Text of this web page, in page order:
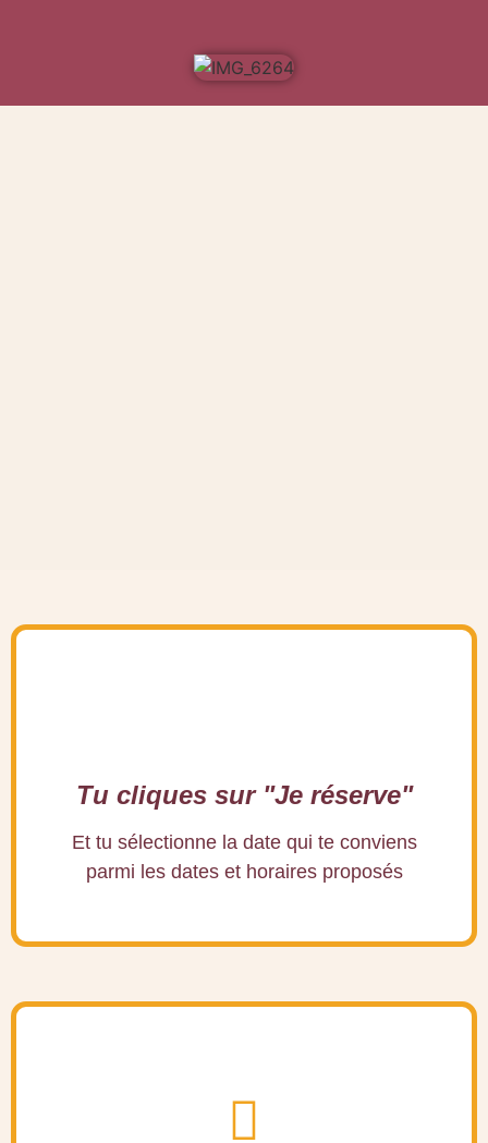
Tu cliques sur "Je réserve"
Et tu sélectionne la date qui te conviens
parmi les dates et horaires proposés